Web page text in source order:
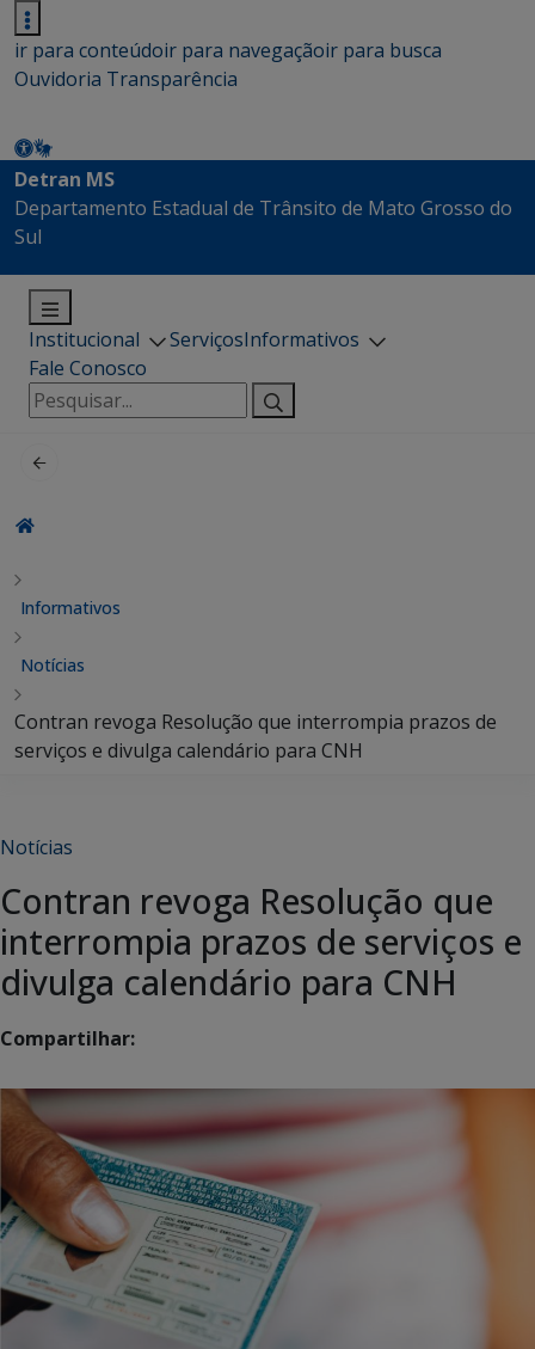
ir para conteúdoir para navegaçãoir para busca
Ouvidoria Transparência
Detran MS
Departamento Estadual de Trânsito de Mato Grosso do
Sul
Institucional ServiçosInformativos
Fale Conosco
Pesquisar
por:
Informativos
Notícias
Contran revoga Resolução que interrompia prazos de
serviços e divulga calendário para CNH
Notícias
Contran revoga Resolução que
interrompia prazos de serviços e
divulga calendário para CNH
Compartilhar: